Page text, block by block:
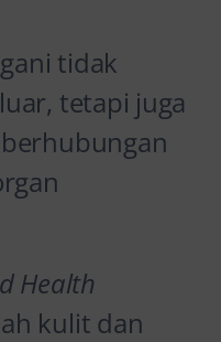
tidak
tetapi juga
Health
kulit dan